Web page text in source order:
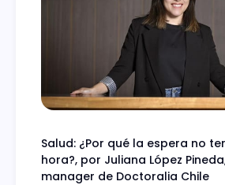
Salud: ¿Por qué la espera no
hora?, por Juliana López
manager de Doctoralia Chile